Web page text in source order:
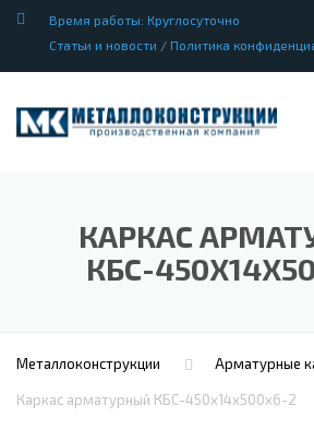
Время работы: Круглосуточно
Статьи и новости / Политика
КАРКАС
КБС-
Металлоконструкции Арматурные
Каркас арматурный КБС-450х14х500х6-2